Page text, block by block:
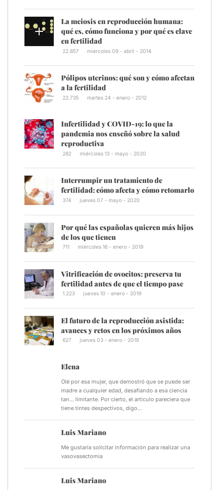
La meiosis en reproducción humana:
qué es, cómo funciona y por qué es clave
en fertilidad
22.857 miércoles 09 - abril - 2014
Pólipos uterinos: qué son y cómo afectan
a la fertilidad
22.735 martes 24 - enero - 2012
Infertilidad y COVID-19: lo que la
pandemia nos enseñó sobre la salud
reproductiva
282 miércoles 13 - mayo - 2020
Interrumpir un tratamiento de
fertilidad: cómo afecta y cómo retomarlo
374 jueves 07 - mayo - 2020
Por qué las españolas quieren más hijos
de los que tienen
711 miércoles 16 - enero - 2019
Vitrificación de ovocitos: preserva tu
fertilidad antes de que el tiempo pase
1.223 jueves 10 - enero - 2019
El futuro de la reproducción asistida:
avances y retos en los próximos años
627 jueves 03 - enero - 2019
Elena
Olé por esa mujer, que demostró que se puede ser
madre a cualquier edad, desafiando a esa ciencia
tan... limitante. Por cierto, el artículo pareciera que
tiene tintes despectivos, digo…
Luis Mariano
Me gustaría solicitar información para realizar una
vasovasectomia
Luis Mariano